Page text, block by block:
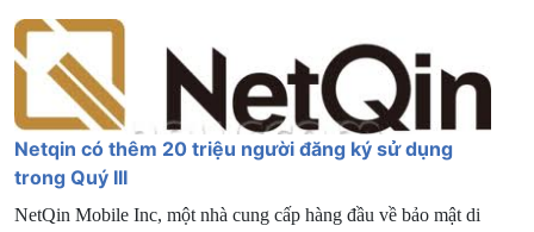
Netqin có thêm 20 triệu người đăng ký sử dụng
trong Quý III
NetQin Mobile Inc, một nhà cung cấp hàng đầu về bảo mật di